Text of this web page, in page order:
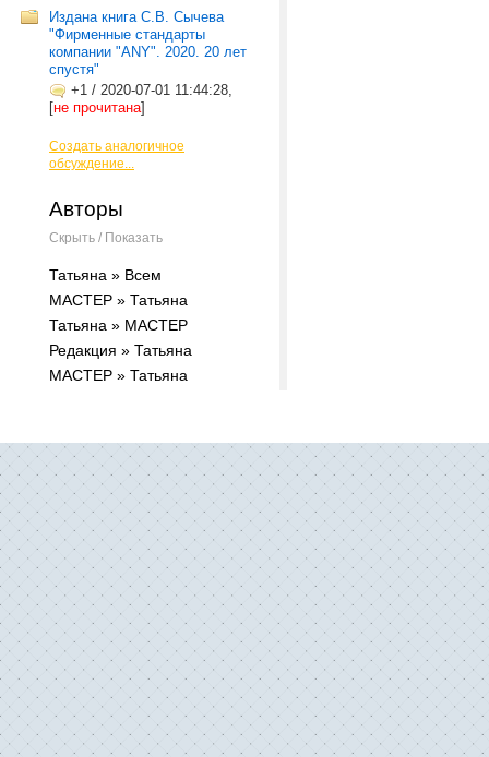
Издана книга С.В. Сычева
"Фирменные стандарты
компании "ANY". 2020. 20 лет
спустя"
+1 / 2020-07-01 11:44:28,
[не прочитана]
Создать аналогичное
обсуждение...
Авторы
Скрыть / Показать
Татьяна » Всем
MACTEP » Татьяна
Татьяна » MACTEP
Редакция » Татьяна
MACTEP » Татьяна